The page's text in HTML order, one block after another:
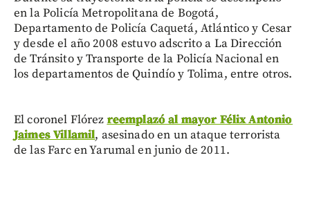
en la Policía Metropolitana de Bogotá,
Departamento de Policía Caquetá, Atlántico y Cesar
y desde el año 2008 estuvo adscrito a La Dirección
de Tránsito y Transporte de la Policía Nacional en
los departamentos de Quindío y Tolima, entre otros.
El coronel Flórez reemplazó al mayor Félix Antonio
Jaimes Villamil, asesinado en un ataque terrorista
de las Farc en Yarumal en junio de 2011.